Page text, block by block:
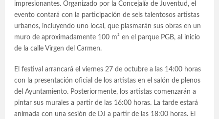
impresionantes. Organizado por la Concejalía de Juventud, el
evento contará con la participación de seis talentosos artistas
urbanos, incluyendo uno local, que plasmarán sus obras en un
muro de aproximadamente 100 m² en el parque PGB, al inicio
de la calle Virgen del Carmen.
El festival arrancará el viernes 27 de octubre a las 14:00 horas
con la presentación oficial de los artistas en el salón de plenos
del Ayuntamiento. Posteriormente, los artistas comenzarán a
pintar sus murales a partir de las 16:00 horas. La tarde estará
animada con una sesión de DJ a partir de las 18:00 horas. El